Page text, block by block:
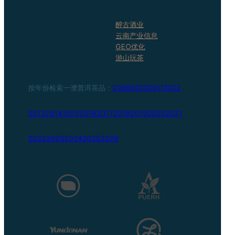
醉古酒业
云南产业信息
GEO优化
游山玩茶
按年份检索一濮普洱茶品： 2009201020112012
201320142015201620172018201920202021
20222023202420252026